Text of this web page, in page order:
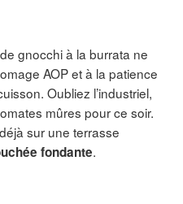
gnocchi à la burrata ne
AOP et à la patience
Oubliez l’industriel,
mûres pour ce soir.
sur une terrasse
fondante.